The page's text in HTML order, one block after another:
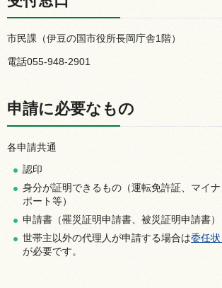
市民課（伊豆の国市役所長岡庁舎1階）
電話055-948-2901
申請に必要なもの
各申請共通
認印
身分が証明できるもの（運転免許証、マイ
ポート等）
申請書（罹災証明申請書、被災証明申請書）
世帯主以外の代理人が申請する場合は委任状
が必要です。